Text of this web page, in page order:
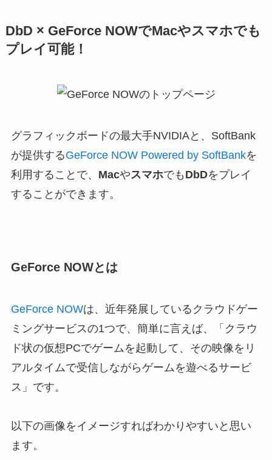
DbD × GeForce NOWでMacやスマホでも
プレイ可能！
グラフィックボードの最大手NVIDIAと、SoftBank
が提供するGeForce NOW Powered by SoftBankを
利用することで、 Macやスマホでも DbDをプレイ
することができます。
GeForce NOWとは
GeForce NOWは、近年発展しているクラウドゲー
ミングサービスの1つで、簡単に言えば、「 クラウ
ド状の仮想PCでゲームを起動して、その映像をリ
アルタイムで受信しながらゲームを遊べるサービ
ス 」です。
以下の画像をイメージすればわかりやすいと思い
ます。